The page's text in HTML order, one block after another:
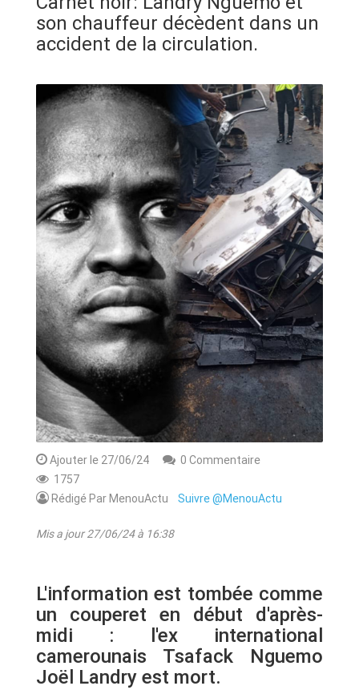
ANNONCE
ART & CULTURE & TRADITION
ASSAINISSEMENT
BREAKING-NEWS
CAMEROUN
PLUS
son chauffeur décèdent dans un
accident de la circulation.
Ajouter le 27/06/24
0 Commentaire
1757
Rédigé Par MenouActu Suivre @MenouActu
Mis a jour 27/06/24 à 16:38
L'information est tombée comme
un couperet en début d'après-
midi : l'ex international
camerounais Tsafack Nguemo
Joël Landry est mort.